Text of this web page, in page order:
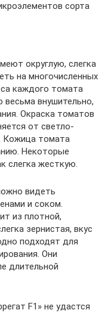
сорта
округлую, слегка
на многочисленных
каждого томата
весьма внушительно,
Окраска томатов
от светло-
Кожица томата
Некоторые
слегка жесткую.
видеть
и соком.
из плотной,
зернистая, вкус
подходят для
Они
длительной
F1» не удастся